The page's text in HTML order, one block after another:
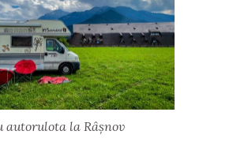
autorulota la Râșnov